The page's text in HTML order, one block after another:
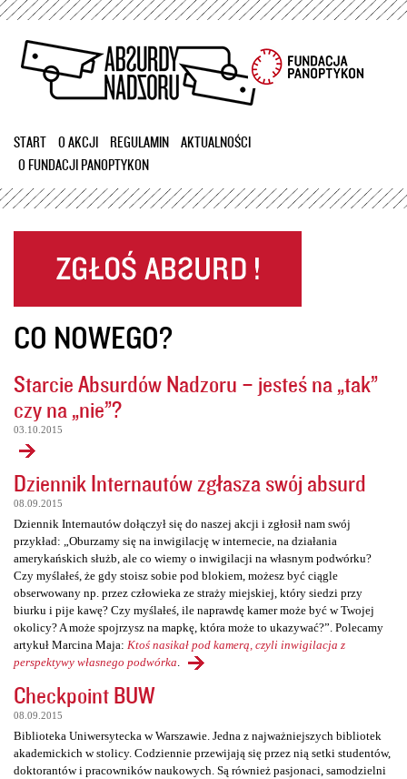
Przejdź
treści
START O AKCJI REGULAMIN
AKTUALNOŚCI
O FUNDACJI PANOPTYKON
CO NOWEGO?
Starcie Absurdów Nadzoru – jesteś na „tak”
czy na „nie”?
03.10.2015
Dziennik Internautów zgłasza swój absurd
08.09.2015
Dziennik Internautów dołączył się do naszej akcji i zgłosił nam swój
przykład: „Oburzamy się na inwigilację w internecie, na działania
amerykańskich służb, ale co wiemy o inwigilacji na własnym podwórku?
Czy myślałeś, że gdy stoisz sobie pod blokiem, możesz być ciągle
obserwowany np. przez człowieka ze straży miejskiej, który siedzi przy
biurku i pije kawę? Czy myślałeś, ile naprawdę kamer może być w Twojej
okolicy? A może spojrzysz na mapkę, która może to ukazywać?”. Polecamy
artykuł Marcina Maja: Ktoś nasikał pod kamerą, czyli inwigilacja z
perspektywy własnego podwórka
Checkpoint BUW
08.09.2015
Biblioteka Uniwersytecka w Warszawie. Jedna z najważniejszych bibliotek
akademickich w stolicy. Codziennie przewijają się przez nią setki studentów,
doktorantów i pracowników naukowych. Są również pasjonaci, samodzielni